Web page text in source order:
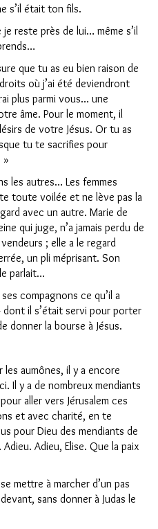
s’il était ton fils.
reste près de lui… même s’il
que tu as eu bien raison de
où j’ai été deviendront
plus parmi vous… une
âme. Pour le moment, il
de votre Jésus. Or tu as
tu te sacrifies pour
»
les autres… Les femmes
toute voilée et ne lève pas la
avec un autre. Marie de
qui juge, n’a jamais perdu de
; elle a le regard
un pli méprisant. Son
parlait…
compagnons ce qu’il a
il s’était servi pour porter
donner la bourse à Jésus.
les aumônes, il y a encore
Il y a de nombreux mendiants
aller vers Jérusalem ces
et avec charité, en te
pour Dieu des mendiants de
Adieu, Elise. Que la paix
mettre à marcher d’un pas
sans donner à Judas le